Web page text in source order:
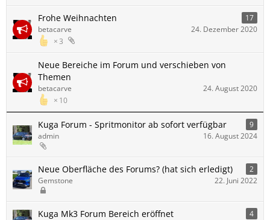
Frohe Weihnachten 17
3
betacarve 24. Dezember 2020
Neue Bereiche im Forum und verschieben von
Themen
10
betacarve 24. August 2020
Kuga Forum - Spritmonitor ab sofort verfügbar
9
admin
16. August 2024
Neue Oberfläche des Forums? (hat sich erledigt)
2
Gemstone
22. Juni 2022
Kuga Mk3 Forum Bereich eröffnet
4